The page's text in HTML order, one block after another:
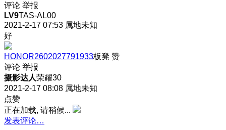
评论 举报
LV9TAS-AL00
2021-2-17 07:53 属地未知
好
HONOR2602027791933板凳 赞
评论 举报
摄影达人荣耀30
2021-2-17 08:08 属地未知
点赞
正在加载, 请稍候...
发表评论…